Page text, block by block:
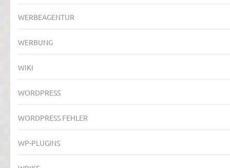
WERBEAGENTUR
WERBUNG
WIKI
WORDPRESS
WORDPRESS FEHLER
WP-PLUGINS